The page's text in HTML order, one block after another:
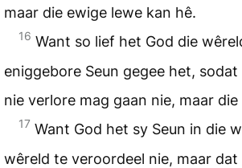
maar die ewige lewe kan hê.
16 Want so lief het God die
eniggebore Seun gegee het,
nie verlore mag gaan nie, maar
17 Want God het sy Seun in die
wêreld te veroordeel nie, maar